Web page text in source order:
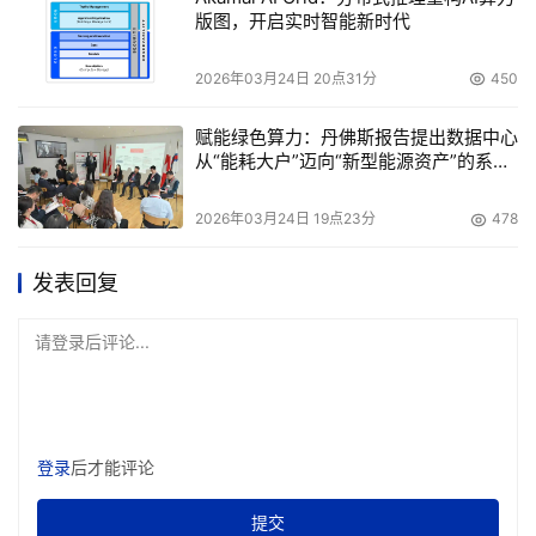
闪存产品的设计上，同样是以一套架构来满足各种需求，支
持多种协议，不限于块存储，还有文件共享存储，能把数据
放在同一个命名空间下。 Bigtera的异构特性能很好的兼容
了闪存之后，在Bigtera系统的帮助下，系统可以自动帮用
户完成数据迁移，将数据从原有系统迁移到新的闪存系统
中，能做到业务无中断。 说起闪存系统，免不了会讲讲性
司，但在硬件设计方面也颇有心得。得益于慧荣科技在存储
在企业级SSD市场的表现，Bigtera的闪存产品可以基于闪
表现上，Bigtera的新产品可以做到1.05倍的写放大，写放
大能降低7倍，这足以使Bigtera敢于承诺闪存系统可持续稳
版图，开启实时智能新时代
2026年03月24日 20点31分 450
赋能绿色算力：丹佛斯报告提出数据中心
从“能耗大户”迈向“新型能源资产”的系统
2026年03月24日 19点23分 478
发表回复
请登录后评论...
登录后才能评论
提交